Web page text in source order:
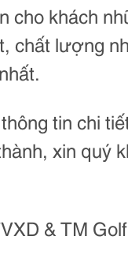
cho khách
chất lượng
tin chi
xin quý
& TM